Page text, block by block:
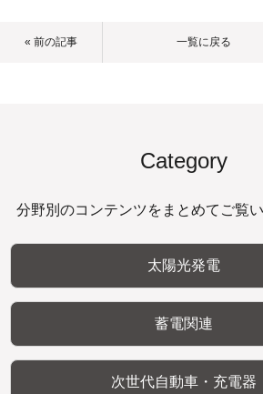
« 前の記事 一覧に戻る
Category
分野別のコンテンツをまとめてご覧い
太陽光発電
蓄電関連
次世代自動車・充電器